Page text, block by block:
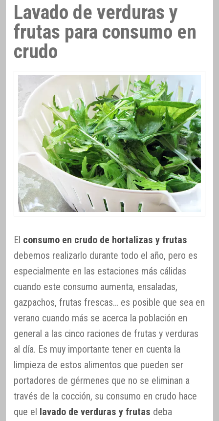
Lavado de verduras y
frutas para consumo en
crudo
El consumo en crudo de hortalizas y frutas
debemos realizarlo durante todo el año, pero es
especialmente en las estaciones más cálidas
cuando este consumo aumenta, ensaladas,
gazpachos, frutas frescas… es posible que sea en
verano cuando más se acerca la población en
general a las cinco raciones de frutas y verduras
al día. Es muy importante tener en cuenta la
limpieza de estos alimentos que pueden ser
portadores de gérmenes que no se eliminan a
través de la cocción, su consumo en crudo hace
que el lavado de verduras y frutas deba